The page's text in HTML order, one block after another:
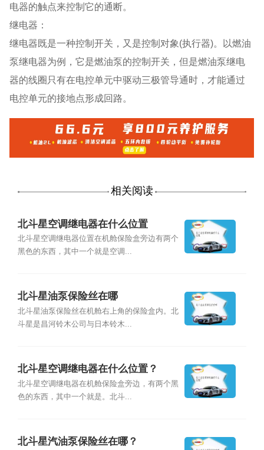
电器的触点来控制它的通断。
继电器：
继电器既是一种控制开关，又是控制对象(执行器)。以燃油
泵继电器为例，它是燃油泵的控制开关，但是燃油泵继电
器的线圈只有在电控单元中驱动三极管导通时，才能通过
电控单元的接地点形成回路。
相关阅读
北斗星空调继电器在什么位置
北斗星空调继电器位置在机舱保险盒旁边有两个
黑色的东西，其中一个就是空调...
北斗星油泵保险丝在哪
北斗星油泵保险丝在机舱右上角的保险盒内。北
斗星是昌河铃木公司与日本铃木...
北斗星空调继电器在什么位置？
北斗星空调继电器在机舱保险盒旁边，有两个黑
色的东西，其中一个就是。北斗...
北斗星汽油泵保险丝在哪？